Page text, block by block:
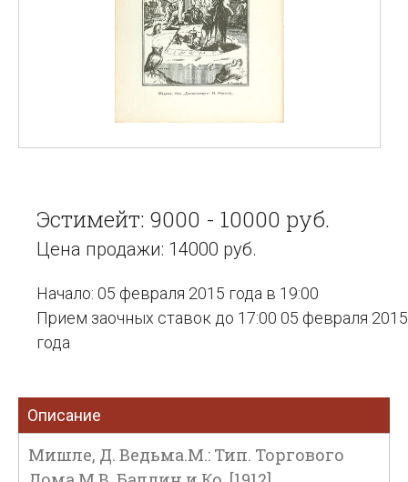
Эстимейт: 9000 - 10000 руб.
Цена продажи: 14000 руб.
Начало: 05 февраля 2015 года в 19:00
Прием заочных ставок до 17:00 05 февраля 2015
года
Описание
Мишле, Д. Ведьма.М.: Тип. Торгового